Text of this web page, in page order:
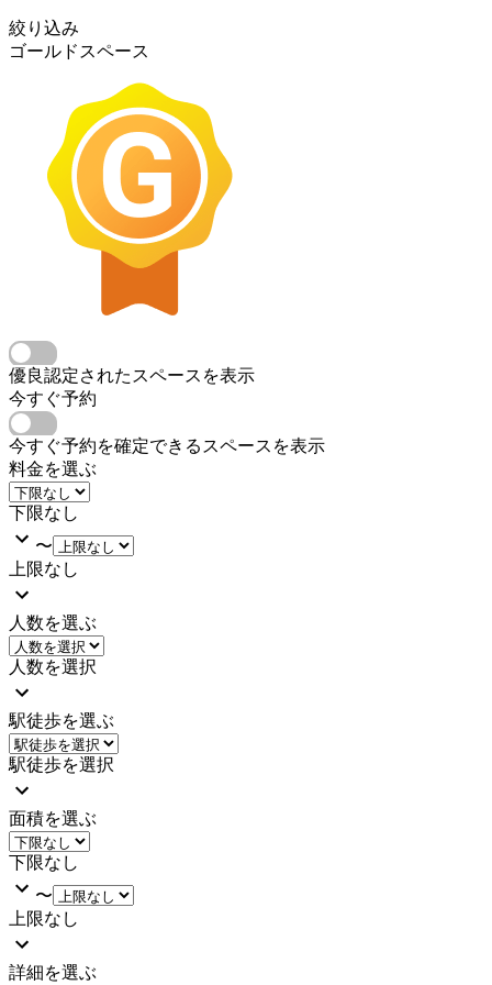
絞り込み
ゴールドスペース
優良認定されたスペースを表示
今すぐ予約
今すぐ予約を確定できるスペースを表示
料金を選ぶ
下限なし
〜
上限なし
人数を選ぶ
人数を選択
駅徒歩を選ぶ
駅徒歩を選択
面積を選ぶ
下限なし
〜
上限なし
詳細を選ぶ